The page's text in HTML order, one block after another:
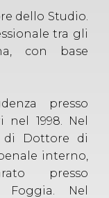
dello Studio.
tra gli
con base
presso
1998. Nel
di Dottore di
interno,
presso
Nel